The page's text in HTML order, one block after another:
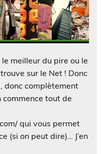
meilleur du pire ou le
sur le Net ! Donc
donc complètement
commence tout de
qui vous permet
(si on peut dire)… J’en